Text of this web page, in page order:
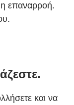
επαναρροή.
και να